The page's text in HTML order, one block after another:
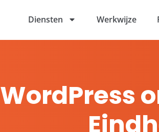
Diensten Werkwijze
WordPress